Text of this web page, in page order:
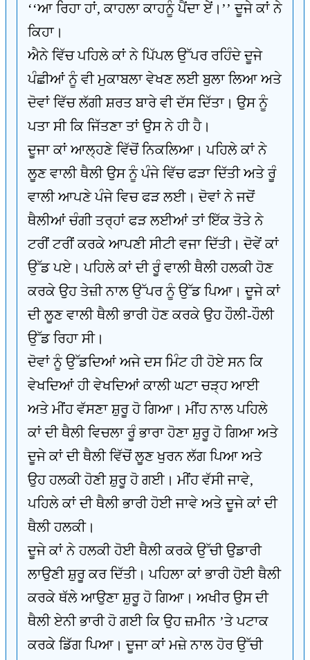
‘‘ਆ ਰਿਹਾ ਹਾਂ, ਕਾਹਲਾ ਕਾਹਨੂੰ ਪੈਂਦਾ ਏਂ।’’ ਦੂਜੇ ਕਾਂ ਨੇ
ਕਿਹਾ।
ਐਨੇ ਵਿੱਚ ਪਹਿਲੇ ਕਾਂ ਨੇ ਪਿੱਪਲ ਉੱਪਰ ਰਹਿੰਦੇ ਦੂਜੇ
ਪੰਛੀਆਂ ਨੂੰ ਵੀ ਮੁਕਾਬਲਾ ਵੇਖਣ ਲਈ ਬੁਲਾ ਲਿਆ ਅਤੇ
ਦੋਵਾਂ ਵਿੱਚ ਲੱਗੀ ਸ਼ਰਤ ਬਾਰੇ ਵੀ ਦੱਸ ਦਿੱਤਾ। ਉਸ ਨੂੰ
ਪਤਾ ਸੀ ਕਿ ਜਿੱਤਣਾ ਤਾਂ ਉਸ ਨੇ ਹੀ ਹੈ।
ਦੂਜਾ ਕਾਂ ਆਲ੍ਹਣੇ ਵਿੱਚੋਂ ਨਿਕਲਿਆ। ਪਹਿਲੇ ਕਾਂ ਨੇ
ਲੂਣ ਵਾਲੀ ਥੈਲੀ ਉਸ ਨੂੰ ਪੰਜੇ ਵਿੱਚ ਫੜਾ ਦਿੱਤੀ ਅਤੇ ਰੂੰ
ਵਾਲੀ ਆਪਣੇ ਪੰਜੇ ਵਿਚ ਫੜ ਲਈ। ਦੋਵਾਂ ਨੇ ਜਦੋਂ
ਥੈਲੀਆਂ ਚੰਗੀ ਤਰ੍ਹਾਂ ਫੜ ਲਈਆਂ ਤਾਂ ਇੱਕ ਤੋਤੇ ਨੇ
ਟਰੀਂ ਟਰੀਂ ਕਰਕੇ ਆਪਣੀ ਸੀਟੀ ਵਜਾ ਦਿੱਤੀ। ਦੋਵੇਂ ਕਾਂ
ਉੱਡ ਪਏ। ਪਹਿਲੇ ਕਾਂ ਦੀ ਰੂੰ ਵਾਲੀ ਥੈਲੀ ਹਲਕੀ ਹੋਣ
ਕਰਕੇ ਉਹ ਤੇਜ਼ੀ ਨਾਲ ਉੱਪਰ ਨੂੰ ਉੱਡ ਪਿਆ। ਦੂਜੇ ਕਾਂ
ਦੀ ਲੂਣ ਵਾਲੀ ਥੈਲੀ ਭਾਰੀ ਹੋਣ ਕਰਕੇ ਉਹ ਹੌਲੀ-ਹੌਲੀ
ਉੱਡ ਰਿਹਾ ਸੀ।
ਦੋਵਾਂ ਨੂੰ ਉੱਡਦਿਆਂ ਅਜੇ ਦਸ ਮਿੰਟ ਹੀ ਹੋਏ ਸਨ ਕਿ
ਵੇਖਦਿਆਂ ਹੀ ਵੇਖਦਿਆਂ ਕਾਲੀ ਘਟਾ ਚੜ੍ਹ ਆਈ
ਅਤੇ ਮੀਂਹ ਵੱਸਣਾ ਸ਼ੁਰੂ ਹੋ ਗਿਆ। ਮੀਂਹ ਨਾਲ ਪਹਿਲੇ
ਕਾਂ ਦੀ ਥੈਲੀ ਵਿਚਲਾ ਰੂੰ ਭਾਰਾ ਹੋਣਾ ਸ਼ੁਰੂ ਹੋ ਗਿਆ ਅਤੇ
ਦੂਜੇ ਕਾਂ ਦੀ ਥੈਲੀ ਵਿੱਚੋਂ ਲੂਣ ਖੁਰਨ ਲੱਗ ਪਿਆ ਅਤੇ
ਉਹ ਹਲਕੀ ਹੋਣੀ ਸ਼ੁਰੂ ਹੋ ਗਈ। ਮੀਂਹ ਵੱਸੀ ਜਾਵੇ,
ਪਹਿਲੇ ਕਾਂ ਦੀ ਥੈਲੀ ਭਾਰੀ ਹੋਈ ਜਾਵੇ ਅਤੇ ਦੂਜੇ ਕਾਂ ਦੀ
ਥੈਲੀ ਹਲਕੀ।
ਦੂਜੇ ਕਾਂ ਨੇ ਹਲਕੀ ਹੋਈ ਥੈਲੀ ਕਰਕੇ ਉੱਚੀ ਉਡਾਰੀ
ਲਾਉਣੀ ਸ਼ੁਰੂ ਕਰ ਦਿੱਤੀ। ਪਹਿਲਾ ਕਾਂ ਭਾਰੀ ਹੋਈ ਥੈਲੀ
ਕਰਕੇ ਥੱਲੇ ਆਉਣਾ ਸ਼ੁਰੂ ਹੋ ਗਿਆ। ਅਖੀਰ ਉਸ ਦੀ
ਥੈਲੀ ਏਨੀ ਭਾਰੀ ਹੋ ਗਈ ਕਿ ਉਹ ਜ਼ਮੀਨ ’ਤੇ ਪਟਾਕ
ਕਰਕੇ ਡਿੱਗ ਪਿਆ। ਦੂਜਾ ਕਾਂ ਮਜ਼ੇ ਨਾਲ ਹੋਰ ਉੱਚੀ